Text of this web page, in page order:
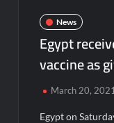
News
Egypt
vaccine as
March 20, 2021
Egypt on